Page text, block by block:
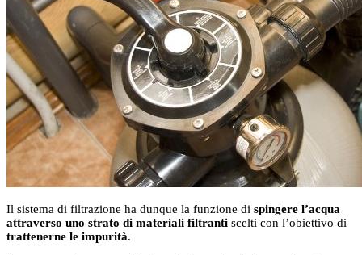
Il sistema di filtrazione ha dunque la funzione di spingere l’acqua
attraverso uno strato di materiali filtranti scelti con l’obiettivo di
trattenerne le impurità.